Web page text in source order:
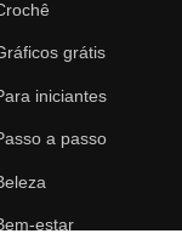
grátis
iniciantes
a passo
estar